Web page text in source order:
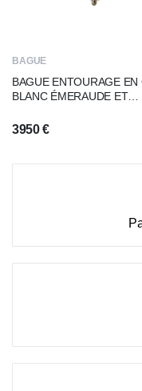
BAGUE
BAGUE ENTOURAGE EN
BLANC ÉMERAUDE ET
3950€